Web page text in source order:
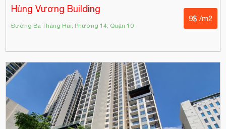
Hùng Vương Building
Đường Ba Tháng Hai, Phường 14, Quận 10
9$ /m2